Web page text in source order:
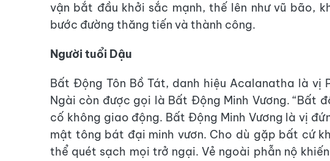
vận bắt đầu khởi sắc mạnh, thế lên như vũ bão,
bước đường thăng tiến và thành công.
Người tuổi Dậu
Bất Động Tôn Bồ Tát, danh hiệu Acalanatha là vị
Ngài còn được gọi là Bất Động Minh Vương. “Bất
cố không giao động. Bất Động Minh Vương là vị
mật tông bát đại minh vươn. Cho dù gặp bất cứ
thể quét sạch mọi trở ngại. Vẻ ngoài phẫn nộ